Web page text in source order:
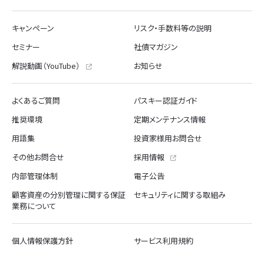
キャンペーン
リスク・手数料等の説明
セミナー
社債マガジン
解説動画（YouTube）
お知らせ
よくあるご質問
パスキー認証ガイド
推奨環境
定期メンテナンス情報
用語集
投資家様用お問合せ
その他お問合せ
採用情報
内部管理体制
電子公告
顧客資産の分別管理に関する保証
業務について
セキュリティに関する取組み
個人情報保護方針
サービス利用規約